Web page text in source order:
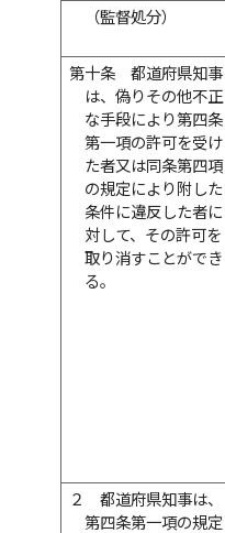
（監督処分）
第十条
都道府県知事
は、偽りその他不正
な手段により第四条
第一項の許可を受け
た者又は同条第四項
の規定により附した
条件に違反した者に
対して、その許可を
取り消すことができ
る。
２
都道府県知事は、
第四条第一項の規定